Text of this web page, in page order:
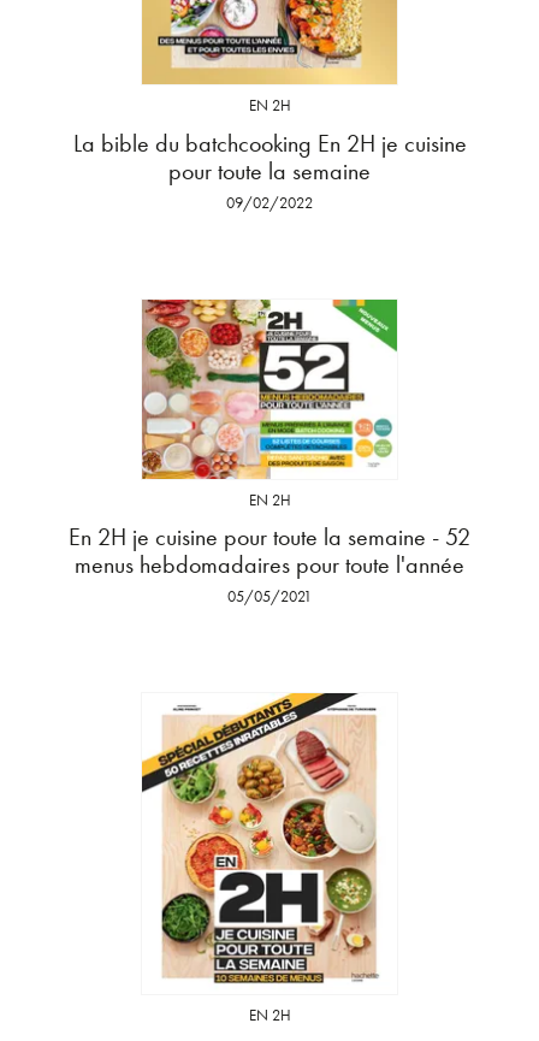
EN 2H
La bible du batchcooking En 2H je cuisine
pour toute la semaine
09/02/2022
EN 2H
En 2H je cuisine pour toute la semaine - 52
menus hebdomadaires pour toute l'année
05/05/2021
EN 2H